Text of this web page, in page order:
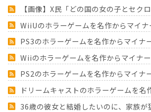
【画像】X民「どの国の女の子とセ
WiiUのホラーゲームを名作からマイ
PS3のホラーゲームを名作からマイ
Wiiのホラーゲームを名作からマイナ
PS2のホラーゲームを名作からマイナ
ドリームキャストのホラーゲームを
36歳の彼女と結婚したいのに、家族